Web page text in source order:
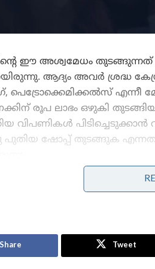
ഈ അശ്വമേധം തുടങ്ങുന്നത്
ആദ്യം അവർ ശ്രദ്ധ
പെട്രോക്കെമിക്കൽസ് എന്നീ
രൂപ ലാഭം ഒഴുകി
വിപണികൾ
ഷോപ്പ് തുടങ്ങുക
ഇന്ത്യൻ കോഫി ഹൗസ്
ക്രിക്കറ്റ് കളിയിൽ നിന്ന്
Share Tweet